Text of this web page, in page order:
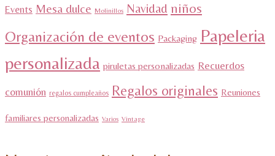
Events Mesa dulce Molinillos Navidad niños
Organización de eventos Packaging Papeleria
personalizada piruletas personalizadas Recuerdos
comunión regalos cumpleaños Regalos originales Reuniones
familiares personalizadas Varios Vintage